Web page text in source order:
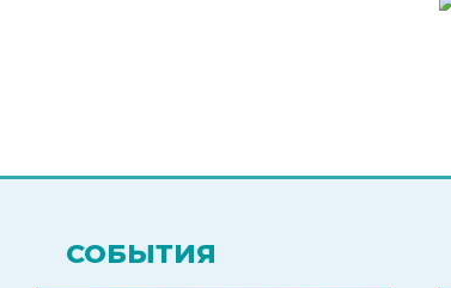
СОБЫТИЯ